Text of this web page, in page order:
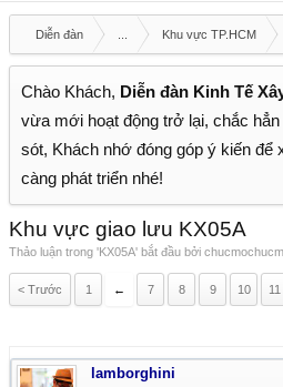
Diễn đàn Khu vực TP.HCM
Chào Khách, Diễn đàn Kinh Tế
vừa mới hoạt động trở lại, chắc
sót, Khách nhớ đóng góp ý kiến để
càng phát triển nhé!
Khu vực giao lưu KX05A
Thảo luận trong 'KX05A' bắt đầu bởi
< Trước 1 ← 7 8 9 10 11
lamborghini